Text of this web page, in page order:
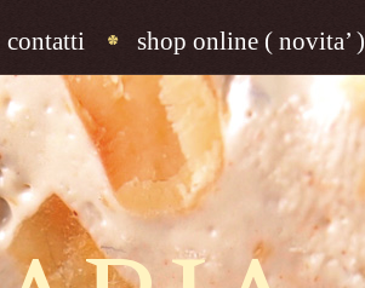
contatti shop online ( novita’ )